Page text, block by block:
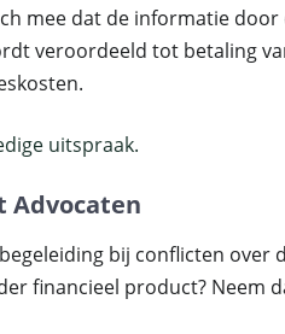
mee dat de informatie
veroordeeld tot betaling
uitspraak.
Advocaten
bij conflicten over
financieel product? Neem